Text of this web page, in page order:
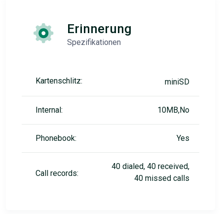
Erinnerung
Spezifikationen
Kartenschlitz: miniSD
Internal: 10MB,No
Phonebook: Yes
Call records:
40 dialed, 40 received,
40 missed calls